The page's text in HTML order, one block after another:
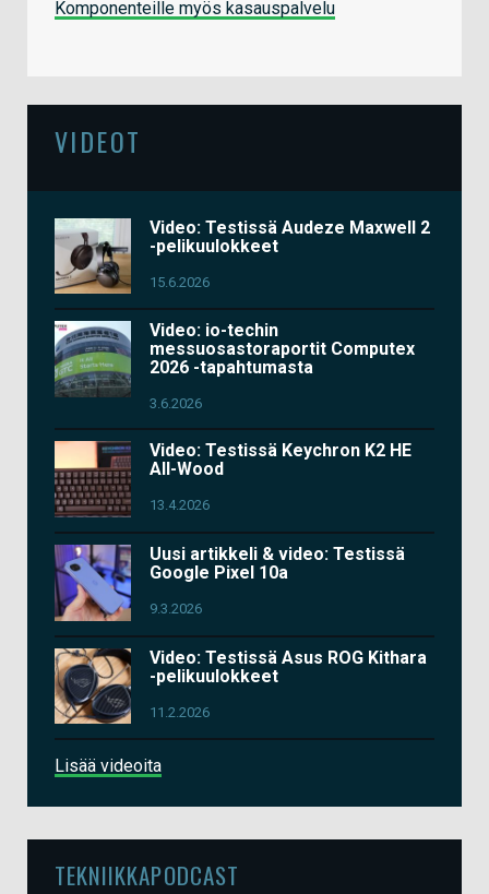
Komponenteille myös kasauspalvelu
VIDEOT
Video: Testissä Audeze Maxwell 2
-pelikuulokkeet
15.6.2026
Video: io-techin
messuosastoraportit Computex
2026 -tapahtumasta
3.6.2026
Video: Testissä Keychron K2 HE
All-Wood
13.4.2026
Uusi artikkeli & video: Testissä
Google Pixel 10a
9.3.2026
Video: Testissä Asus ROG Kithara
-pelikuulokkeet
11.2.2026
Lisää videoita
TEKNIIKKAPODCAST